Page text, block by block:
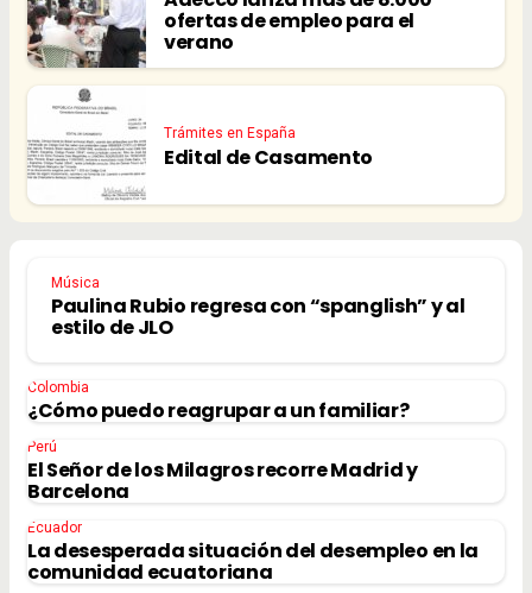
ofertas de empleo para el
verano
Trámites en España
Edital de Casamento
Música
Paulina Rubio regresa con “spanglish” y al
estilo de JLO
Colombia
¿Cómo puedo reagrupar a un familiar?
Perú
El Señor de los Milagros recorre Madrid y
Barcelona
Ecuador
La desesperada situación del desempleo en la
comunidad ecuatoriana